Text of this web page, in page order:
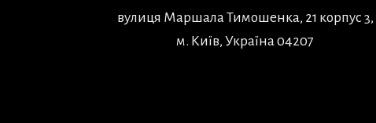
вулиця Маршала Тимошенка, 21 корпус 3,
м. Київ, Україна 04207